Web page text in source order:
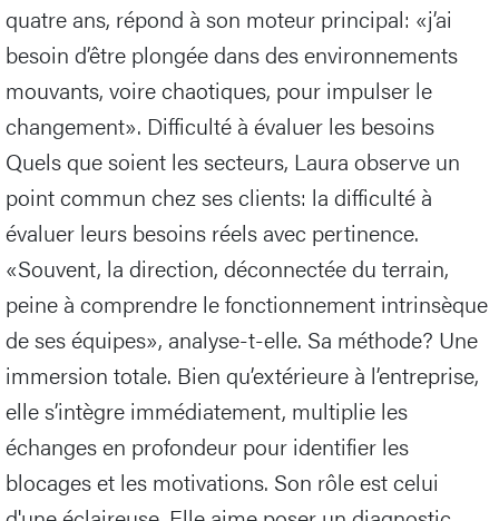
quatre ans, répond à son moteur principal: «j’ai
besoin d’être plongée dans des environnements
mouvants, voire chaotiques, pour impulser le
changement». Difficulté à évaluer les besoins
Quels que soient les secteurs, Laura observe un
point commun chez ses clients: la difficulté à
évaluer leurs besoins réels avec pertinence.
«Souvent, la direction, déconnectée du terrain,
peine à comprendre le fonctionnement intrinsèque
de ses équipes», analyse-t-elle. Sa méthode? Une
immersion totale. Bien qu’extérieure à l’entreprise,
elle s’intègre immédiatement, multiplie les
échanges en profondeur pour identifier les
blocages et les motivations. Son rôle est celui